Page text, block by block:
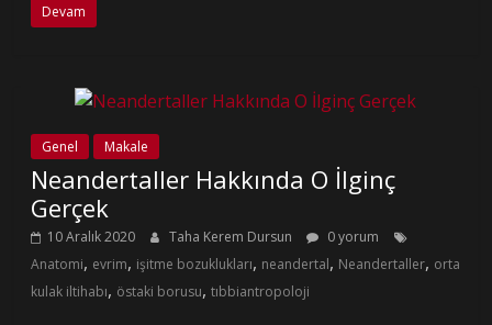
Devam
Genel Makale
Neandertaller Hakkında O İlginç
Gerçek
10 Aralık 2020 Taha Kerem Dursun
0 yorum
Anatomi, evrim, işitme bozuklukları, neandertal, Neandertaller, orta
kulak iltihabı, östaki borusu,tıbbiantropoloji